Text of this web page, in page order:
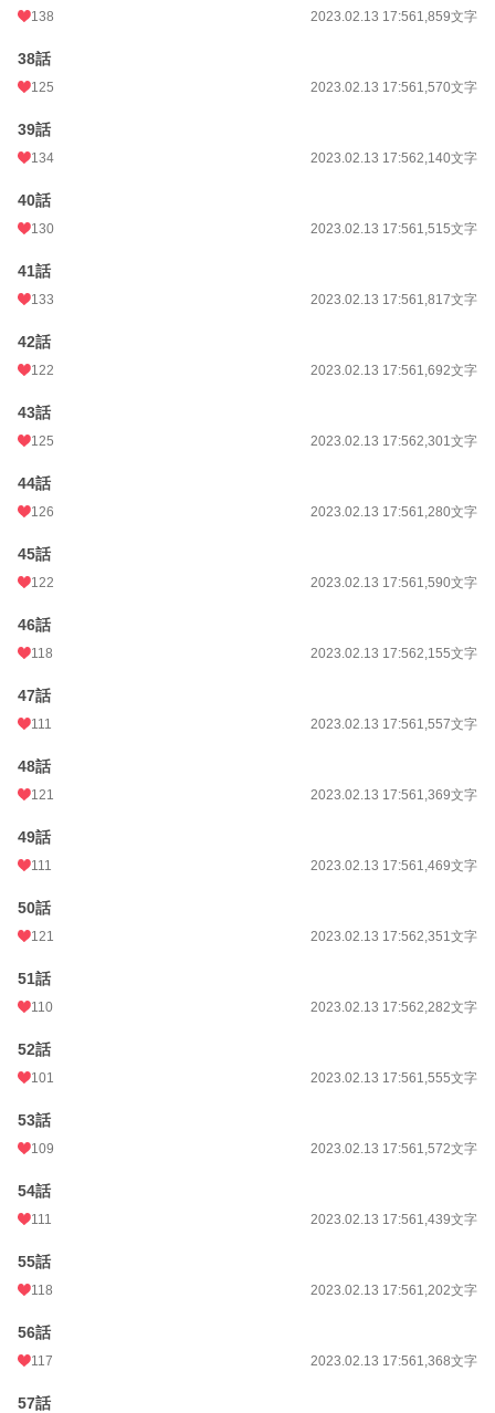
138 2023.02.13 17:561,859文字
38話
125 2023.02.13 17:561,570文字
39話
134 2023.02.13 17:562,140文字
40話
130 2023.02.13 17:561,515文字
41話
133 2023.02.13 17:561,817文字
42話
122 2023.02.13 17:561,692文字
43話
125 2023.02.13 17:562,301文字
44話
126 2023.02.13 17:561,280文字
45話
122 2023.02.13 17:561,590文字
46話
118 2023.02.13 17:562,155文字
47話
111 2023.02.13 17:561,557文字
48話
121 2023.02.13 17:561,369文字
49話
111 2023.02.13 17:561,469文字
50話
121 2023.02.13 17:562,351文字
51話
110 2023.02.13 17:562,282文字
52話
101 2023.02.13 17:561,555文字
53話
109 2023.02.13 17:561,572文字
54話
111 2023.02.13 17:561,439文字
55話
118 2023.02.13 17:561,202文字
56話
117 2023.02.13 17:561,368文字
57話